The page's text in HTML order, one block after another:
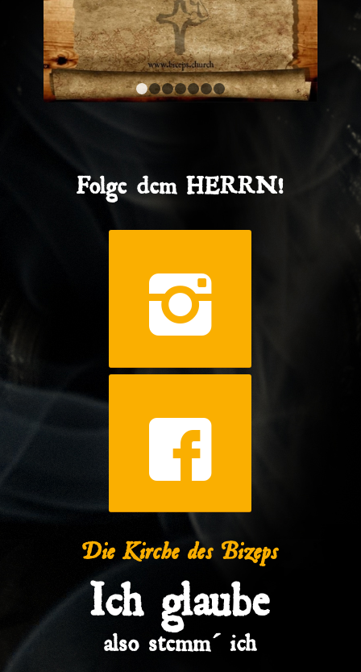
2 3 4 5 6 7
Folge dem HERRN!
Die Kirche des Bizeps
Ich glaube
also stemm´ ich